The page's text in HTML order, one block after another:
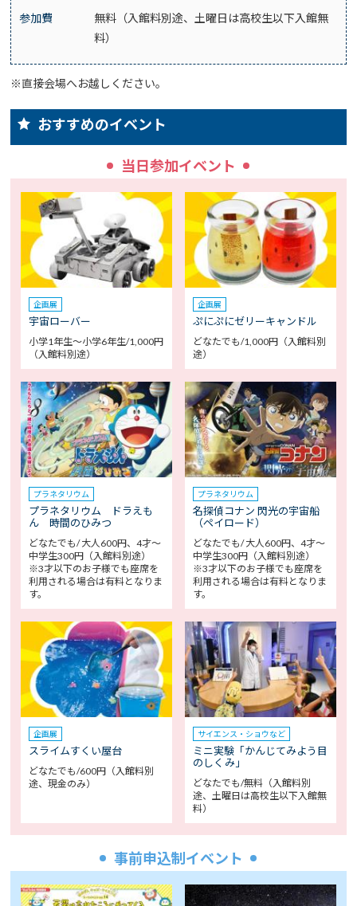
参加費
無料（入館料別途、土曜日は高校生以下入館無
料）
※直接会場へお越しください。
おすすめのイベント
当日参加イベント
企画展
宇宙ローバー
小学1年生～小学6年生/1,000円
（入館料別途）
企画展
ぷにぷにゼリーキャンドル
どなたでも/1,000円（入館料別
途）
プラネタリウム
プラネタリウム ドラえも
ん 時間のひみつ
どなたでも/ 大人600円、4才～
中学生300円（入館料別途）
※3才以下のお子様でも座席を
利用される場合は有料となりま
す。
プラネタリウム
名探偵コナン 閃光の宇宙船
（ペイロード）
どなたでも/ 大人600円、4才～
中学生300円（入館料別途）
※3才以下のお子様でも座席を
利用される場合は有料となりま
す。
企画展
スライムすくい屋台
どなたでも/600円（入館料別
途、現金のみ）
サイエンス・ショウなど
ミニ実験「かんじてみよう目
のしくみ」
どなたでも/無料（入館料別
途、土曜日は高校生以下入館無
料）
事前申込制イベント